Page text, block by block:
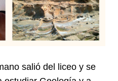
salió del liceo y se